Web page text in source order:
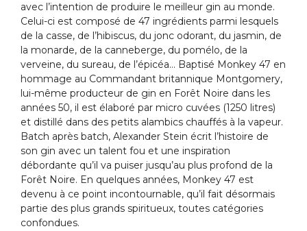
avec l’intention de produire le meilleur gin au monde.
Celui-ci est composé de 47 ingrédients parmi lesquels
de la casse, de l’hibiscus, du jonc odorant, du jasmin, de
la monarde, de la canneberge, du pomélo, de la
verveine, du sureau, de l’épicéa… Baptisé Monkey 47 en
hommage au Commandant britannique Montgomery,
lui-même producteur de gin en Forêt Noire dans les
années 50, il est élaboré par micro cuvées (1250 litres)
et distillé dans des petits alambics chauffés à la vapeur.
Batch après batch, Alexander Stein écrit l’histoire de
son gin avec un talent fou et une inspiration
débordante qu’il va puiser jusqu’au plus profond de la
Forêt Noire. En quelques années, Monkey 47 est
devenu à ce point incontournable, qu’il fait désormais
partie des plus grands spiritueux, toutes catégories
confondues.